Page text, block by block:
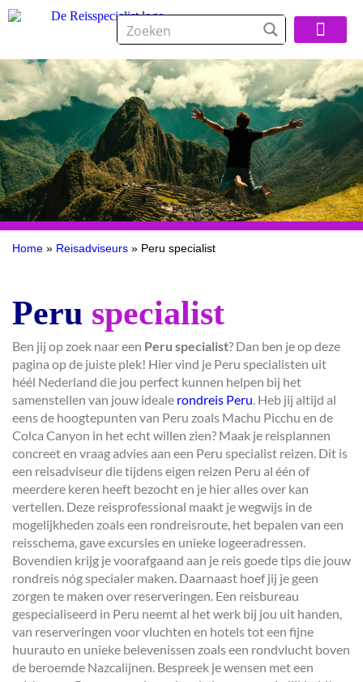
Home » Reisadviseurs » Peru specialist
Peru specialist
Ben jij op zoek naar een Peru specialist? Dan ben je op deze
pagina op de juiste plek! Hier vind je Peru specialisten uit
héél Nederland die jou perfect kunnen helpen bij het
samenstellen van jouw ideale rondreis Peru. Heb jij altijd al
eens de hoogtepunten van Peru zoals Machu Picchu en de
Colca Canyon in het echt willen zien? Maak je reisplannen
concreet en vraag advies aan een Peru specialist reizen. Dit is
een reisadviseur die tijdens eigen reizen Peru al één of
meerdere keren heeft bezocht en je hier alles over kan
vertellen. Deze reisprofessional maakt je wegwijs in de
mogelijkheden zoals een rondreisroute, het bepalen van een
reisschema, gave excursies en unieke logeeradressen.
Bovendien krijg je voorafgaand aan je reis goede tips die jouw
rondreis nóg specialer maken. Daarnaast hoef jij je geen
zorgen te maken over reserveringen. Een reisbureau
gespecialiseerd in Peru neemt al het werk bij jou uit handen,
van reserveringen voor vluchten en hotels tot een fijne
huurauto en unieke belevenissen zoals een rondvlucht boven
de beroemde Nazcalijnen. Bespreek je wensen met een